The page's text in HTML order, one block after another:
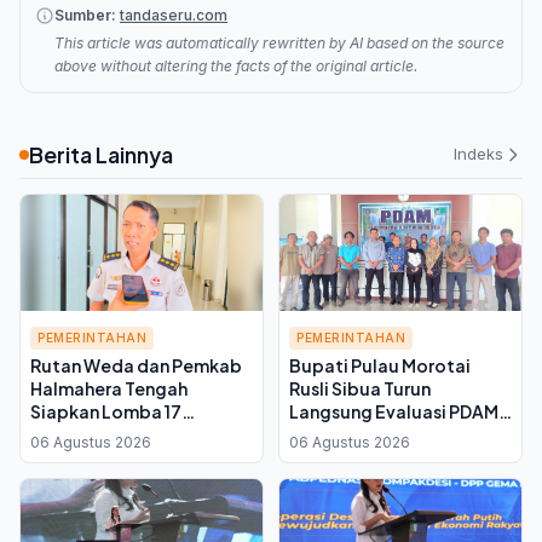
Sumber: tandaseru.com
This article was automatically rewritten by AI based on the source
above without altering the facts of the original article.
Berita Lainnya Indeks
PEMERINTAHAN
Rutan Weda dan Pemkab
Halmahera Tengah
Siapkan Lomba 17
Agustus untuk Warga
Binaan, Ini Kata Plh Kepala
Rutan
06 Agustus 2026
PEMERINTAHAN
Bupati Pulau Morotai
Rusli Sibua Turun
Langsung Evaluasi PDAM,
Instruksikan Perbaikan
Jaringan Distribusi Air
06 Agustus 2026